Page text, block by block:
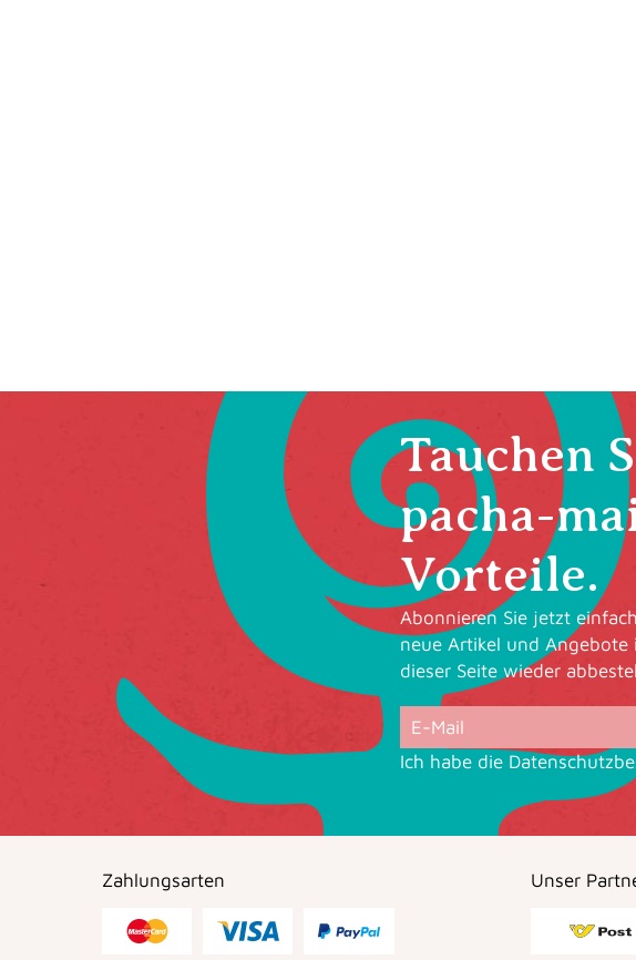
Tauchen
pacha-
Vorteile.
Abonnieren Sie jetzt
neue Artikel und
dieser Seite wieder
Ich habe die
Zahlungsarten Unser